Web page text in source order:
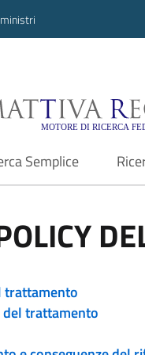
Semplice
trattamento
del trattamento